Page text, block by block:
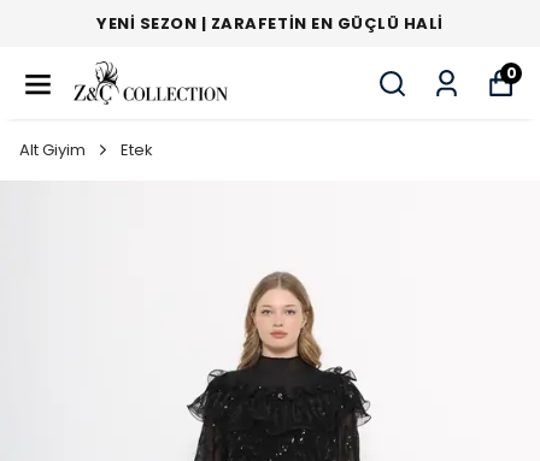
YENI SEZON | ZARAFETIN EN GÜÇLÜ HALI
0
Alt Giyim Etek